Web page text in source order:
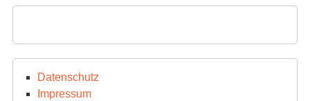
Datenschutz
Impressum